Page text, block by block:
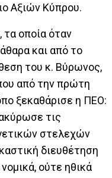
Αξιών Κύπρου.
οποία όταν
και από το
του κ. Βύρωνος,
από την πρώτη
ξεκαθάρισε η ΠΕΟ:
τις
στελεχών
διευθέτηση
ούτε ηθικά